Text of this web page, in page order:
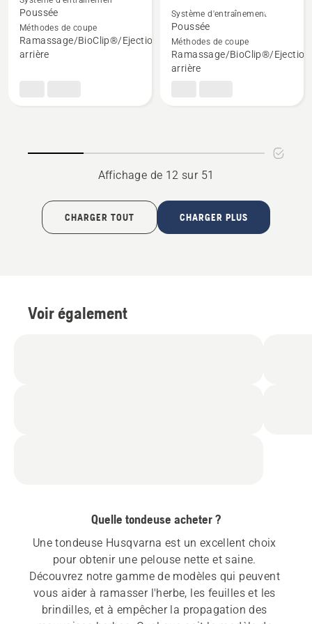
de
détails
sur
LC 137i,
Poussée
Méthodes de coupe
Ramassage/BioClip®/Ejection
arrière
de
détails
sur
LC 137i
produit
5
Système d'entraînement
Poussée
Méthodes de coupe
Ramassage/BioClip®/Ejection
arrière
Affichage de 12 sur 51
CHARGER TOUT CHARGER PLUS
Voir également
Quelle tondeuse acheter ?
Une tondeuse Husqvarna est un excellent choix
pour obtenir une pelouse nette et saine.
Découvrez notre gamme de modèles qui peuvent
vous aider à ramasser l'herbe, les feuilles et les
brindilles, et à empêcher la propagation des